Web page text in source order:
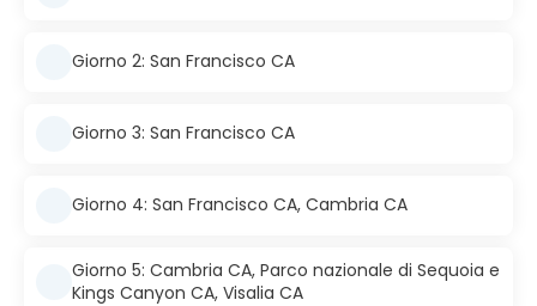
Giorno 2: San Francisco CA
Giorno 3: San Francisco CA
Giorno 4: San Francisco CA, Cambria CA
Giorno 5: Cambria CA, Parco nazionale di Sequoia e
Kings Canyon CA, Visalia CA